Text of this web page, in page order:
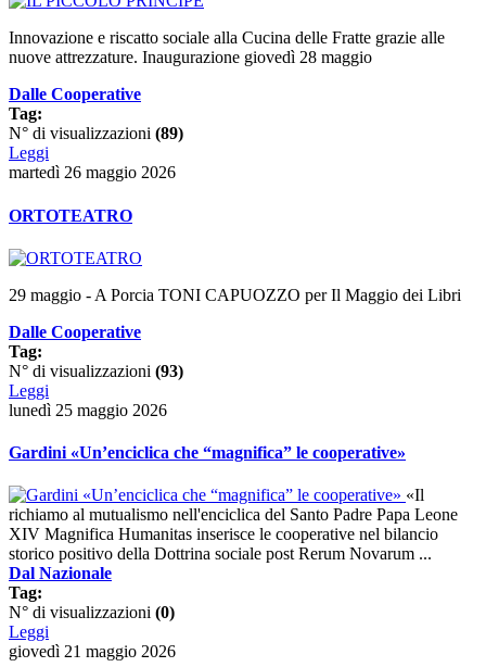
Innovazione e riscatto sociale alla Cucina delle Fratte grazie alle
nuove attrezzature. Inaugurazione giovedì 28 maggio
Dalle Cooperative
Tag:
N° di visualizzazioni (89)
Leggi
martedì 26 maggio 2026
ORTOTEATRO
29 maggio - A Porcia TONI CAPUOZZO per Il Maggio dei Libri
Dalle Cooperative
Tag:
N° di visualizzazioni (93)
Leggi
lunedì 25 maggio 2026
Gardini «Un’enciclica che “magnifica” le cooperative»
«Il
richiamo al mutualismo nell'enciclica del Santo Padre Papa Leone
XIV Magnifica Humanitas inserisce le cooperative nel bilancio
storico positivo della Dottrina sociale post Rerum Novarum ...
Dal Nazionale
Tag:
N° di visualizzazioni (0)
Leggi
giovedì 21 maggio 2026